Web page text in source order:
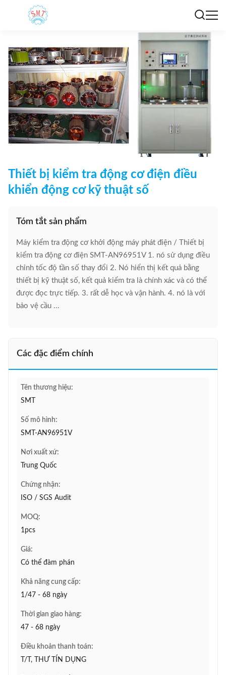
Thiết bị kiểm tra động cơ điện điều
khiển động cơ kỹ thuật số
Tóm tắt sản phẩm
Máy kiểm tra động cơ khởi động máy phát điện / Thiết bị
kiểm tra động cơ điện SMT-AN96951V 1. nó sử dụng điều
chỉnh tốc độ tần số thay đổi 2. Nó hiển thị kết quả bằng
thiết bị kỹ thuật số, kết quả kiểm tra là chính xác và có thể
được đọc trực tiếp. 3. rất dễ học và vận hành. 4. nó là với
bảo vệ cầu ...
Các đặc điểm chính
Tên thương hiệu:
SMT
Số mô hình:
SMT-AN96951V
Nơi xuất xứ:
Trung Quốc
Chứng nhận:
ISO / SGS Audit
MOQ:
1pcs
Giá:
Có thể đàm phán
Khả năng cung cấp:
1/47 - 68 ngày
Thời gian giao hàng:
47 - 68 ngày
Điều khoản thanh toán:
T/T, THƯ TÍN DỤNG